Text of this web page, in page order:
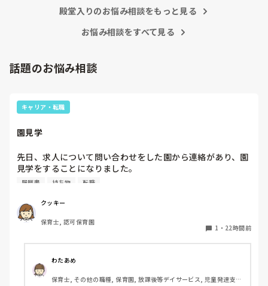
殿堂入りのお悩み相談をもっと見る
お悩み相談をすべて見る
話題のお悩み相談
キャリア・転職
園見学
先日、求人について問い合わせをした園から連絡があり、園
見学をすることになりました。
私としては求人に応募したという認識ですが、『園見学をご
問しましたが、見学なので特にありませんとのこと
このような場合は本当に見学だけで終了なのでしょうか？
でしょうか？
履歴書 持ち物 転職
クッキー
保育士, 認可保育園
1 ・ 22時間前
わたあめ
保育士, その他の職種, 保育園, 放課後等デイサービス, 児童発達支援